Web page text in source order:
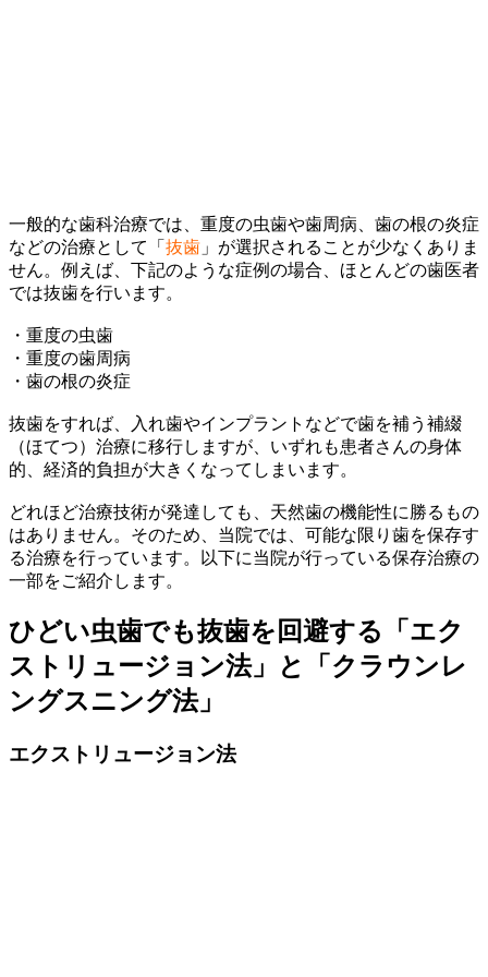
一般的な歯科治療では、重度の虫歯や歯周病、歯の根の炎症
などの治療として「 抜歯 」が選択されることが少なくありま
せん。例えば、下記のような症例の場合、ほとんどの歯医者
では抜歯を行います。
・重度の虫歯
・重度の歯周病
・歯の根の炎症
抜歯をすれば、入れ歯やインプラントなどで歯を補う補綴
（ほてつ）治療に移行しますが、いずれも患者さんの身体
的、経済的負担が大きくなってしまいます。
どれほど治療技術が発達しても、天然歯の機能性に勝るもの
はありません。そのため、当院では、可能な限り歯を保存す
る治療を行っています。以下に当院が行っている保存治療の
一部をご紹介します。
ひどい虫歯でも抜歯を回避する「エク
ストリュージョン法」と「クラウンレ
ングスニング法」
エクストリュージョン法